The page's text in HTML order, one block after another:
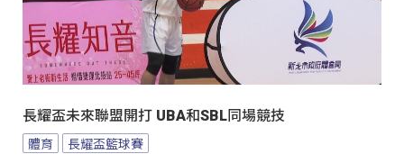
長耀盃未來聯盟開打 UBA和SBL同場競技
體育 長耀盃籃球賽